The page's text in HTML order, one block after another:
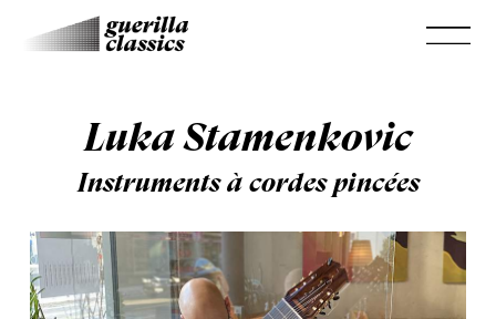
Luka Stamenkovic
Instruments à cordes pincées